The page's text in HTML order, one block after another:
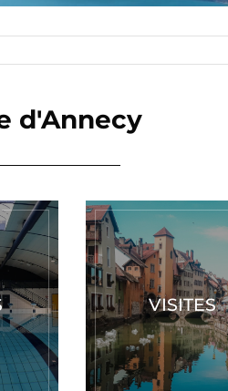
d'Annecy
VISITES